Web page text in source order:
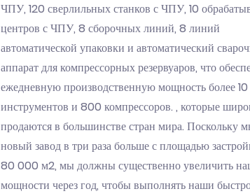
ЧПУ, 120 сверлильных станков с ЧПУ, 10
центров с ЧПУ, 8 сборочных линий, 8 линий
автоматической упаковки и автоматический
аппарат для компрессорных резервуаров, что
ежедневную производственную мощность более
инструментов и 800 компрессоров. , которые
продаются в большинстве стран мира. Поскольку
новый завод в три раза больше с площадью
80 000 м2, мы должны существенно увеличить
мощности через год, чтобы выполнять наши